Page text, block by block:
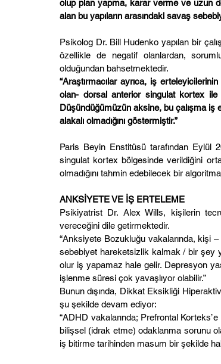
olup plan yapma, karar verme ve uzun
alan bu yapıların arasındaki savaş
Psikolog Dr. Bill Hudenko yapılan bir
özellikle de negatif olanlardan,
olduğundan bahsetmektedir.
“Araştırmacılar ayrıca, iş
olan- dorsal anterior singulat kortex ile
Düşündüğümüzün aksine, bu çalışma iş
alakalı olmadığını göstermiştir.”
Paris Beyin Enstitüsü tarafından Eylül
singulat kortex bölgesinde verildiğini
olmadığını tahmin edebilecek bir
ANKSİYETE VE İŞ ERTELEME
Psikiyatrist Dr. Alex Wills, kişilerin
vereceğini dile getirmektedir.
“Anksiyete Bozukluğu vakalarında, kişi
sebebiyet hareketsizlik kalmak / bir şey
olur iş yapamaz hale gelir. Depresyon
işlenme süresi çok yavaşlıyor olabilir.”
Bunun dışında, Dikkat Eksikliği
şu şekilde devam ediyor:
“ADHD vakalarında; Prefrontal
bilişsel (idrak etme) odaklanma sorunu
iş bitirme tarihinden masum bir şekilde